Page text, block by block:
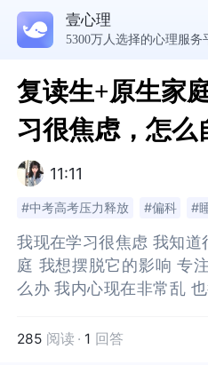
壹心理
5300万人选择的心理服务
复读生+原生家
习很焦虑，怎么
11:11
#中考高考压力释放 #偏科 #
我现在学习很焦虑 我知
庭 我想摆脱它的影响 专
么办 我内心现在非常乱
怎么办
我现在学习很焦虑 我知
庭 我想摆脱它的影响 专
么办 我内心现在非常乱
285 阅读 · 1 回答